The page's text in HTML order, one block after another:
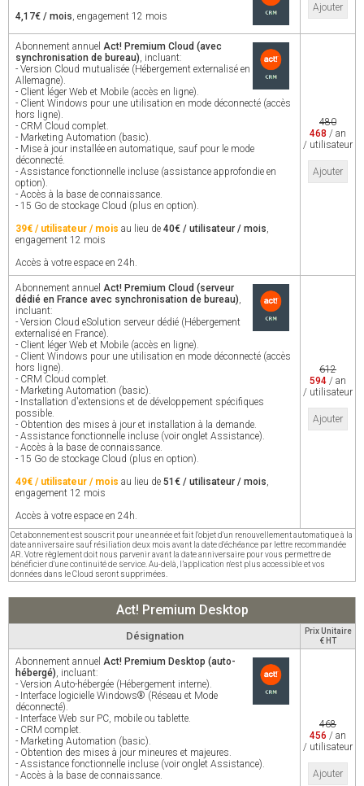
4,17€ / mois, engagement 12 mois
Ajouter
Abonnement annuel Act! Premium Cloud (avec
synchronisation de bureau), incluant:
- Version Cloud mutualisée (Hébergement externalisé en
Allemagne).
- Client léger Web et Mobile (accès en ligne).
- Client Windows pour une utilisation en mode déconnecté (accès
hors ligne).
- CRM Cloud complet.
- Marketing Automation (basic).
- Mise à jour installée en automatique, sauf pour le mode
déconnecté.
- Assistance fonctionnelle incluse (assistance approfondie en
option).
- Accès à la base de connaissance.
- 15 Go de stockage Cloud (plus en option).
39€ / utilisateur / mois au lieu de 40€ / utilisateur / mois,
engagement 12 mois
Accès à votre espace en 24h.
480
468 / an
/ utilisateur
Ajouter
Abonnement annuel Act! Premium Cloud (serveur
dédié en France avec synchronisation de bureau),
incluant:
- Version Cloud eSolution serveur dédié (Hébergement
externalisé en France).
- Client léger Web et Mobile (accès en ligne).
- Client Windows pour une utilisation en mode déconnecté (accès
hors ligne).
- CRM Cloud complet.
- Marketing Automation (basic).
- Installation d'extensions et de développement spécifiques
possible.
- Obtention des mises à jour et installation à la demande.
- Assistance fonctionnelle incluse (voir onglet Assistance).
- Accès à la base de connaissance.
- 15 Go de stockage Cloud (plus en option).
49€ / utilisateur / mois au lieu de 51€ / utilisateur / mois,
engagement 12 mois
Accès à votre espace en 24h.
612
594 / an
/ utilisateur
Ajouter
Cet abonnement est souscrit pour une année et fait l'objet d'un renouvellement automatique à la
date anniversaire sauf résiliation deux mois avant la date d'échéance par lettre recommandée
AR. Votre règlement doit nous parvenir avant la date anniversaire pour vous permettre de
bénéficier d'une continuité de service. Au-delà, l’application n'est plus accessible et vos
données dans le Cloud seront supprimées.
Act! Premium Desktop
Désignation
Prix Unitaire
€ HT
Abonnement annuel Act! Premium Desktop (auto-
hébergé), incluant:
- Version Auto-hébergée (Hébergement interne).
- Interface logicielle Windows® (Réseau et Mode
déconnecté).
- Interface Web sur PC, mobile ou tablette.
- CRM complet.
- Marketing Automation (basic).
- Obtention des mises à jour mineures et majeures.
- Assistance fonctionnelle incluse (voir onglet Assistance).
- Accès à la base de connaissance.
468
456 / an
/ utilisateur
Ajouter